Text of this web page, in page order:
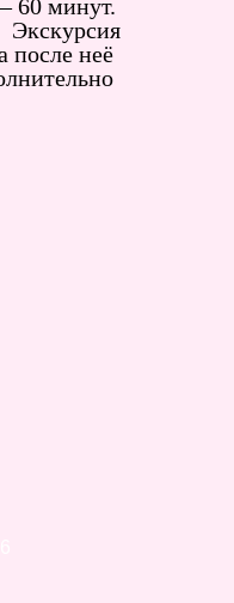
60 минут.
Экскурсия
после неё